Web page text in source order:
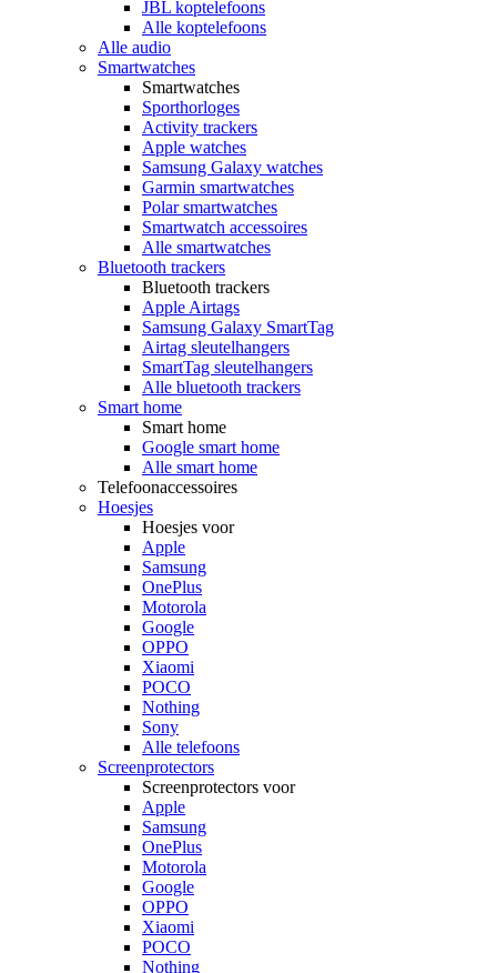
JBL koptelefoons
Alle koptelefoons
Alle audio
Smartwatches
Smartwatches
Sporthorloges
Activity trackers
Apple watches
Samsung Galaxy watches
Garmin smartwatches
Polar smartwatches
Smartwatch accessoires
Alle smartwatches
Bluetooth trackers
Bluetooth trackers
Apple Airtags
Samsung Galaxy SmartTag
Airtag sleutelhangers
SmartTag sleutelhangers
Alle bluetooth trackers
Smart home
Smart home
Google smart home
Alle smart home
Telefoonaccessoires
Hoesjes
Hoesjes voor
Apple
Samsung
OnePlus
Motorola
Google
OPPO
Xiaomi
POCO
Nothing
Sony
Alle telefoons
Screenprotectors
Screenprotectors voor
Apple
Samsung
OnePlus
Motorola
Google
OPPO
Xiaomi
POCO
Nothing